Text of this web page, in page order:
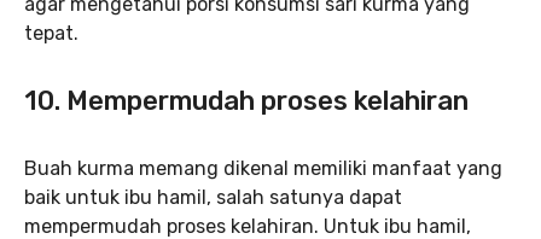
tepat.
10. Mempermudah proses kelahiran
Buah kurma memang dikenal memiliki manfaat yang
baik untuk ibu hamil, salah satunya dapat
mempermudah proses kelahiran. Untuk ibu hamil,